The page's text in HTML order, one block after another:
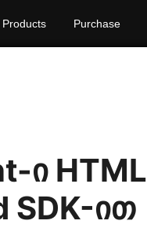
Products Purchase
ი
SDK-ით